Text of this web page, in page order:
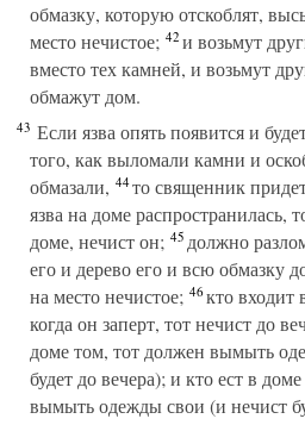
обмазку, которую отскоблят,
место нечистое; 42и возьмут
вместо тех камней, и возьмут
обмажут дом.
43 Если язва опять появится и
того, как выломали камни и
обмазали, 44то священник
язва на доме распространилась,
доме, нечист он; 45должно
его и дерево его и всю обмазку
на место нечистое; 46кто входит
когда он заперт, тот нечист до
доме том, тот должен вымыть
будет до вечера); и кто ест в
вымыть одежды свои (и нечист